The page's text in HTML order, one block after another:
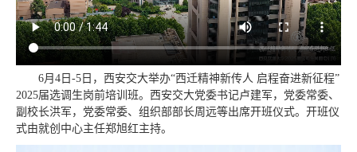
6月4日-5日，西安交大举办“西迁精神新传人 启程奋进新征程”
2025届选调生岗前培训班。西安交大党委书记卢建军，党委常委、
副校长洪军，党委常委、组织部部长周远等出席开班仪式。开班仪
式由就创中心主任郑旭红主持。